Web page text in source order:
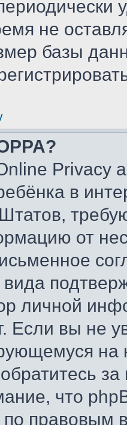
не
базы
Privacy
в
от
личной
Если вы не
что
правовым